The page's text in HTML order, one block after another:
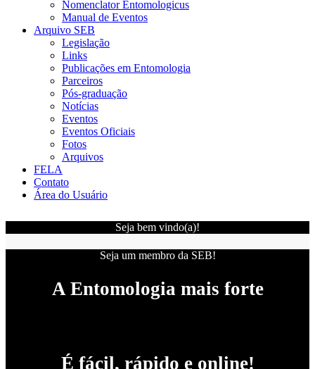
Nomenclator Entomologicus
Manual de Eventos
Arquivo SEB
Legislação
Links
Publicações em Entomologia
Parceiros
Pós-graduação
Notícias
Eventos
Eventos Oficiais
Fotos
Arquivos
FELA
Contato
Área do Usuário
Seja bem vindo(a)!
Seja um membro da SEB!
A Entomologia mais forte
É fácil, rápido e online!